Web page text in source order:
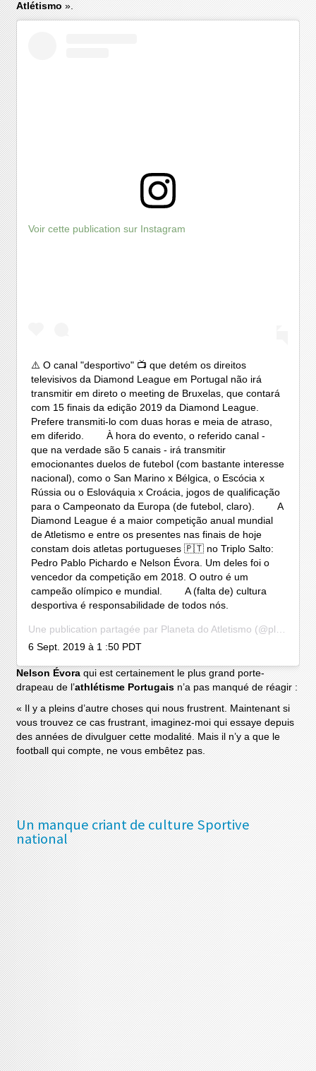
Atlétismo ».
Voir cette publication sur Instagram
⚠️ O canal "desportivo" 📺 que detém os direitos
televisivos da Diamond League em Portugal não irá
transmitir em direto o meeting de Bruxelas, que contará
com 15 finais da edição 2019 da Diamond League.
Prefere transmiti-lo com duas horas e meia de atraso,
em diferido. ⠀ ⠀ À hora do evento, o referido canal -
que na verdade são 5 canais - irá transmitir
emocionantes duelos de futebol (com bastante interesse
nacional), como o San Marino x Bélgica, o Escócia x
Rússia ou o Eslováquia x Croácia, jogos de qualificação
para o Campeonato da Europa (de futebol, claro). ⠀ ⠀ A
Diamond League é a maior competição anual mundial
de Atletismo e entre os presentes nas finais de hoje
constam dois atletas portugueses 🇵🇹 no Triplo Salto:
Pedro Pablo Pichardo e Nelson Évora. Um deles foi o
vencedor da competição em 2018. O outro é um
campeão olímpico e mundial. ⠀ ⠀ A (falta de) cultura
desportiva é responsabilidade de todos nós.
Une publication partagée par Planeta do Atletismo (@planetadoatletismo) le
6 Sept. 2019 à 1 :50 PDT
Nelson Évoraqui est certainement le plus grand porte-
drapeau de l’athlétisme Portugais n’a pas manqué de réagir :
« Il y a pleins d’autre choses qui nous frustrent. Maintenant si
vous trouvez ce cas frustrant, imaginez-moi qui essaye depuis
des années de divulguer cette modalité. Mais il n’y a que le
football qui compte, ne vous embêtez pas.
Un manque criant de culture Sportive
national